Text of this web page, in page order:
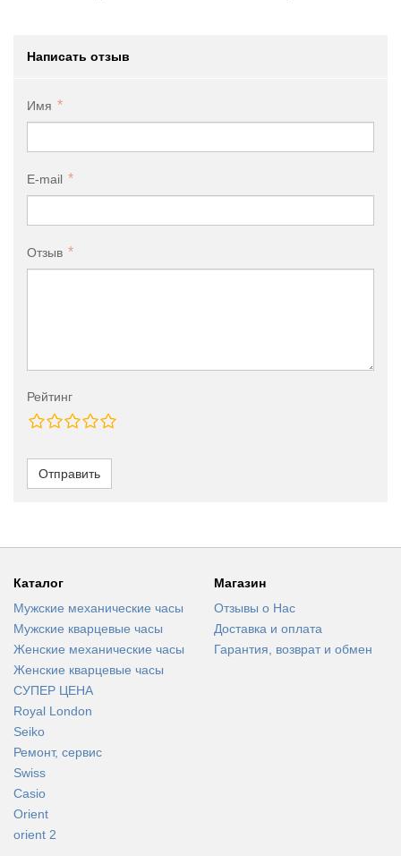
Написать отзыв
Имя
E-mail
Отзыв
Рейтинг
Отправить
Каталог
Мужские механические часы
Мужские кварцевые часы
Женские механические часы
Женские кварцевые часы
СУПЕР ЦЕНА
Royal London
Seiko
Ремонт, сервис
Swiss
Casio
Orient
orient 2
Магазин
Отзывы о Нас
Доставка и оплата
Гарантия, возврат и обмен